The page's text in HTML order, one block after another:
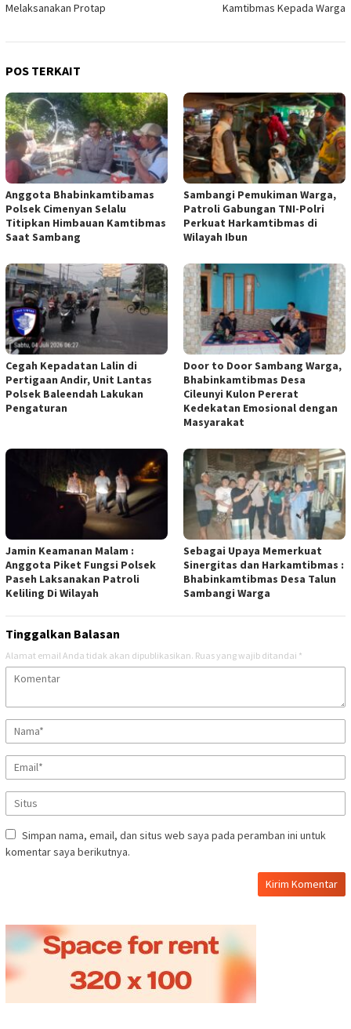
Melaksanakan Protap
Kamtibmas Kepada Warga
POS TERKAIT
Anggota Bhabinkamtibamas
Polsek Cimenyan Selalu
Titipkan Himbauan Kamtibmas
Saat Sambang
Sambangi Pemukiman Warga,
Patroli Gabungan TNI-Polri
Perkuat Harkamtibmas di
Wilayah Ibun
Cegah Kepadatan Lalin di
Pertigaan Andir, Unit Lantas
Polsek Baleendah Lakukan
Pengaturan
Door to Door Sambang Warga,
Bhabinkamtibmas Desa
Cileunyi Kulon Pererat
Kedekatan Emosional dengan
Masyarakat
Jamin Keamanan Malam :
Anggota Piket Fungsi Polsek
Paseh Laksanakan Patroli
Keliling Di Wilayah
Sebagai Upaya Memerkuat
Sinergitas dan Harkamtibmas :
Bhabinkamtibmas Desa Talun
Sambangi Warga
Tinggalkan Balasan
Alamat email Anda tidak akan dipublikasikan. Ruas yang wajib ditandai *
Simpan nama, email, dan situs web saya pada peramban ini untuk
komentar saya berikutnya.